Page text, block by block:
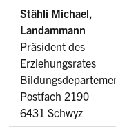
Stähli Michael,
Landammann
Präsident des
Erziehungsrates
Postfach 2190
6431 Schwyz